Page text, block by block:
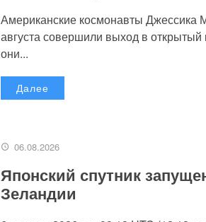
Американские космонавты
августа совершили выход в
они...
Далее
06.08.2026
Японский спутник
Зеландии